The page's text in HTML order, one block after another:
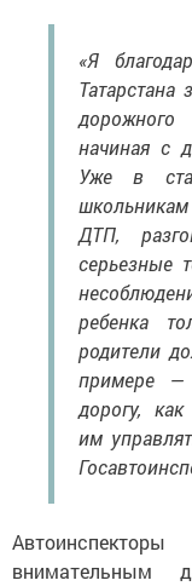
«Я
начиная с
Уже в
ДТП,
серьезные
ребенка
родители
примере —
дорогу,
им
внимательным